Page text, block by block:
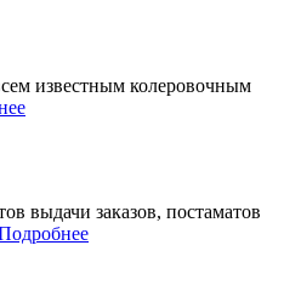
известным колеровочным
выдачи заказов, постаматов